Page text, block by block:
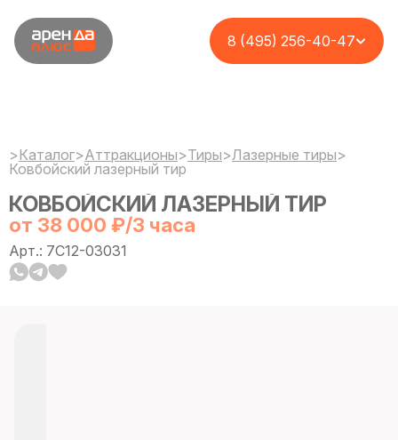
8 (495) 256-40-47
>Каталог>Аттракционы>Тиры>Лазерные тиры>
Ковбойский лазерный тир
КОВБОЙСКИЙ ЛАЗЕРНЫЙ ТИР
от 38 000 ₽/3 часа
Арт.: 7C12-03031